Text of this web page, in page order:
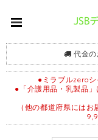
代金の
●ミラブルzeroシ
●「介護用品・乳製品
（他の都道府県には